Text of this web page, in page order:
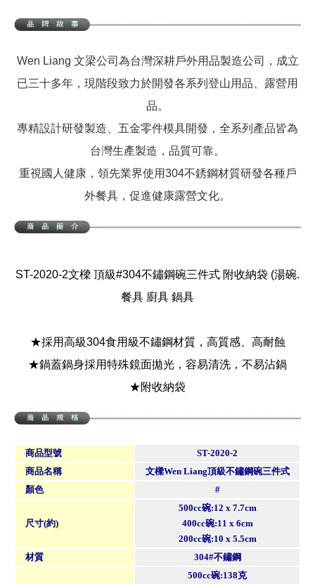
Wen Liang 文梁公司為台灣深耕戶外用品製造公司，成立
已三十多年，現階段致力於開發各系列登山用品、露營用
品。
專精設計研發製造、五金零件模具開發，全系列產品皆為
台灣生產製造，品質可靠。
重視國人健康，領先業界使用304不銹鋼材質研發各種戶
外餐具，促進健康露營文化。
ST-2020-2文樑 頂級#304不鏽鋼碗三件式 附收納袋 (湯碗.
餐具 廚具 鍋具
★採用高級304食用級不鏽鋼材質，高質感、高耐蝕
★鍋蓋鍋身採用特殊鏡面拋光，容易清洗，不易沾鍋
★附收納袋
商品型號
ST-2020-2
商品名稱
文樑Wen Liang頂級不鏽鋼碗三件式
顏色
#
尺寸(約)
500cc碗:12 x 7.7cm
400cc碗:11 x 6cm
200cc碗:10 x 5.5cm
材質
304#不鏽鋼
500cc碗:138克